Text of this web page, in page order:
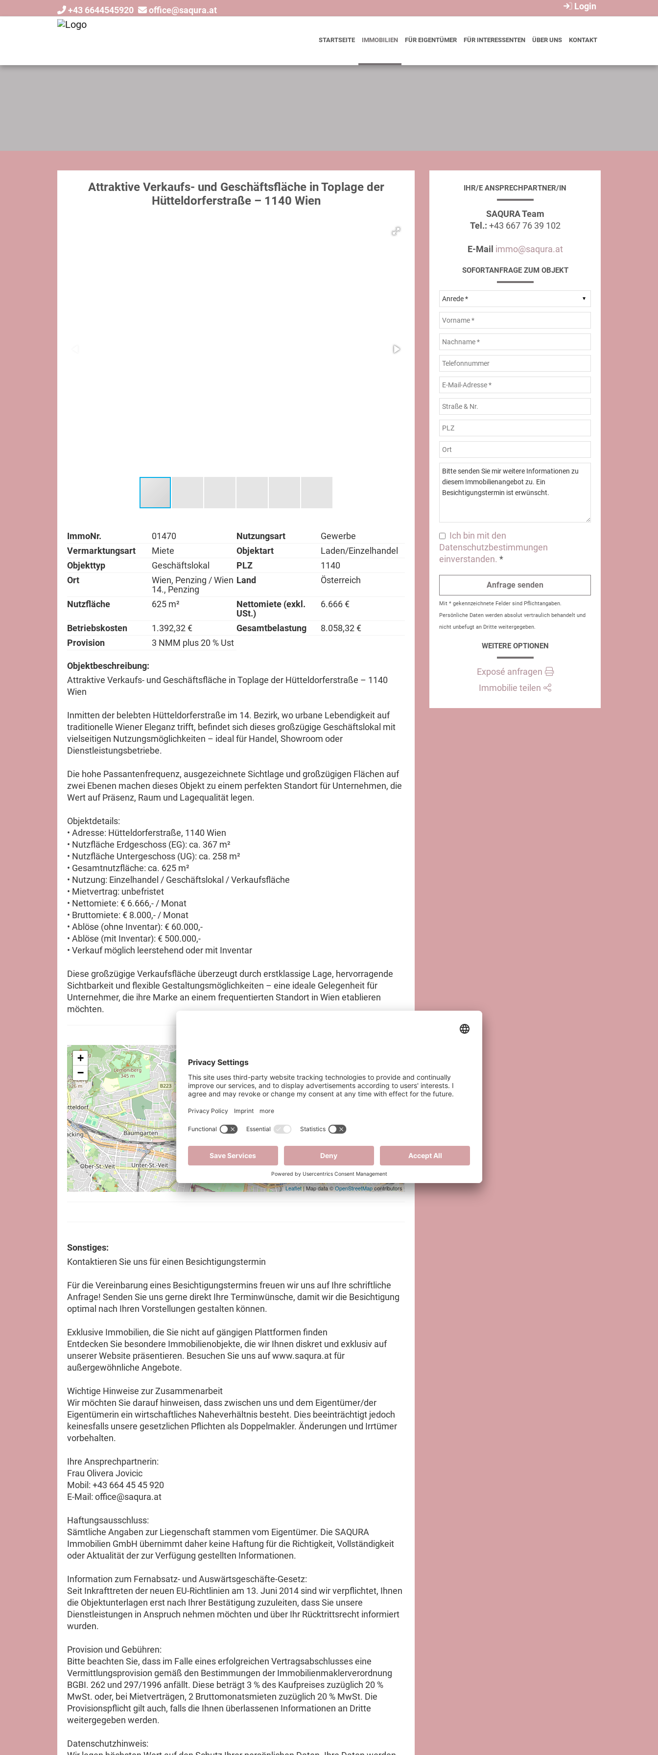
+43 6644545920 office@saqura.at Login
STARTSEITE IMMOBILIEN FÜR EIGENTÜMER FÜR INTERESSENTEN ÜBER UNS KONTAKT
Attraktive Verkaufs- und Geschäftsfläche in Toplage der
Hütteldorferstraße – 1140 Wien
ImmoNr. 01470 Nutzungsart
Gewerbe
Vermarktungsart
Miete Objektart
Laden/Einzelhandel
Objekttyp
Geschäftslokal PLZ
1140
Ort
Wien, Penzing / Wien
14., Penzing
Land Österreich
Nutzfläche 625 m²
Nettomiete (exkl.
USt.)
6.666 €
Betriebskosten 1.392,32 € Gesamtbelastung
8.058,32 €
Provision
3 NMM plus 20 % Ust
Objektbeschreibung:
Attraktive Verkaufs- und Geschäftsfläche in Toplage der Hütteldorferstraße – 1140
Wien
Inmitten der belebten Hütteldorferstraße im 14. Bezirk, wo urbane Lebendigkeit auf
traditionelle Wiener Eleganz trifft, befindet sich dieses großzügige Geschäftslokal mit
vielseitigen Nutzungsmöglichkeiten – ideal für Handel, Showroom oder
Dienstleistungsbetriebe.
Die hohe Passantenfrequenz, ausgezeichnete Sichtlage und großzügigen Flächen auf
zwei Ebenen machen dieses Objekt zu einem perfekten Standort für Unternehmen, die
Wert auf Präsenz, Raum und Lagequalität legen.
Objektdetails:
• Adresse: Hütteldorferstraße, 1140 Wien
• Nutzfläche Erdgeschoss (EG): ca. 367 m²
• Nutzfläche Untergeschoss (UG): ca. 258 m²
• Gesamtnutzfläche: ca. 625 m²
• Nutzung: Einzelhandel / Geschäftslokal / Verkaufsfläche
• Mietvertrag: unbefristet
• Nettomiete: € 6.666,- / Monat
• Bruttomiete: € 8.000,- / Monat
• Ablöse (ohne Inventar): € 60.000,-
• Ablöse (mit Inventar): € 500.000,-
• Verkauf möglich leerstehend oder mit Inventar
Diese großzügige Verkaufsfläche überzeugt durch erstklassige Lage, hervorragende
Sichtbarkeit und flexible Gestaltungsmöglichkeiten – eine ideale Gelegenheit für
Unternehmer, die ihre Marke an einem frequentierten Standort in Wien etablieren
möchten.
+
−
Leaflet| Map data ©OpenStreetMapcontributors
Sonstiges:
Kontaktieren Sie uns für einen Besichtigungstermin
Für die Vereinbarung eines Besichtigungstermins freuen wir uns auf Ihre schriftliche
Anfrage! Senden Sie uns gerne direkt Ihre Terminwünsche, damit wir die Besichtigung
optimal nach Ihren Vorstellungen gestalten können.
Exklusive Immobilien, die Sie nicht auf gängigen Plattformen finden
Entdecken Sie besondere Immobilienobjekte, die wir Ihnen diskret und exklusiv auf
unserer Website präsentieren. Besuchen Sie uns auf www.saqura.at für
außergewöhnliche Angebote.
Wichtige Hinweise zur Zusammenarbeit
Wir möchten Sie darauf hinweisen, dass zwischen uns und dem Eigentümer/der
Eigentümerin ein wirtschaftliches Naheverhältnis besteht. Dies beeinträchtigt jedoch
keinesfalls unsere gesetzlichen Pflichten als Doppelmakler. Änderungen und Irrtümer
vorbehalten.
Ihre Ansprechpartnerin:
Frau Olivera Jovicic
Mobil: +43 664 45 45 920
E-Mail: office@saqura.at
Haftungsausschluss:
Sämtliche Angaben zur Liegenschaft stammen vom Eigentümer. Die SAQURA
Immobilien GmbH übernimmt daher keine Haftung für die Richtigkeit, Vollständigkeit
oder Aktualität der zur Verfügung gestellten Informationen.
Information zum Fernabsatz- und Auswärtsgeschäfte-Gesetz:
Seit Inkrafttreten der neuen EU-Richtlinien am 13. Juni 2014 sind wir verpflichtet, Ihnen
die Objektunterlagen erst nach Ihrer Bestätigung zuzuleiten, dass Sie unsere
Dienstleistungen in Anspruch nehmen möchten und über Ihr Rücktrittsrecht informiert
wurden.
Provision und Gebühren:
Bitte beachten Sie, dass im Falle eines erfolgreichen Vertragsabschlusses eine
Vermittlungsprovision gemäß den Bestimmungen der Immobilienmaklerverordnung
BGBI. 262 und 297/1996 anfällt. Diese beträgt 3 % des Kaufpreises zuzüglich 20 %
MwSt. oder, bei Mietverträgen, 2 Bruttomonatsmieten zuzüglich 20 % MwSt. Die
Provisionspflicht gilt auch, falls die Ihnen überlassenen Informationen an Dritte
weitergegeben werden.
Datenschutzhinweis:
IHR/E ANSPRECHPARTNER/IN
SAQURA Team
Tel.: +43 667 76 39 102
E-Mail immo@saqura.at
SOFORTANFRAGE ZUM OBJEKT
Ich bin mit den
Datenschutzbestimmungen
einverstanden. *
Mit * gekennzeichnete Felder sind Pflichtangaben.
Persönliche Daten werden absolut vertraulich behandelt und
nicht unbefugt an Dritte weitergegeben.
WEITERE OPTIONEN
Exposé anfragen
Immobilie teilen